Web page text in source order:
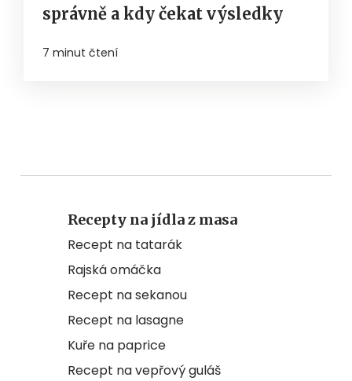
správně a kdy čekat výsledky
7 minut čtení
Recepty na jídla z masa
Recept na tatarák
Rajská omáčka
Recept na sekanou
Recept na lasagne
Kuře na paprice
Recept na vepřový guláš